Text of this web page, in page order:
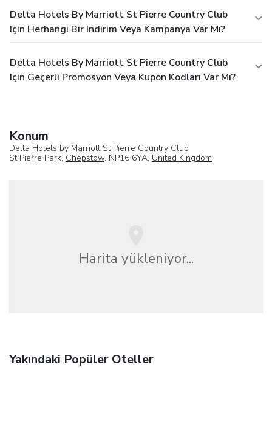
Delta Hotels By Marriott St Pierre Country Club
Için Herhangi Bir Indirim Veya Kampanya Var Mı?
Delta Hotels By Marriott St Pierre Country Club
Için Geçerli Promosyon Veya Kupon Kodları Var Mı?
Konum
Delta Hotels by Marriott St Pierre Country Club
St Pierre Park, Chepstow, NP16 6YA, United Kingdom
Harita yükleniyor...
Yakındaki Popüler Oteller